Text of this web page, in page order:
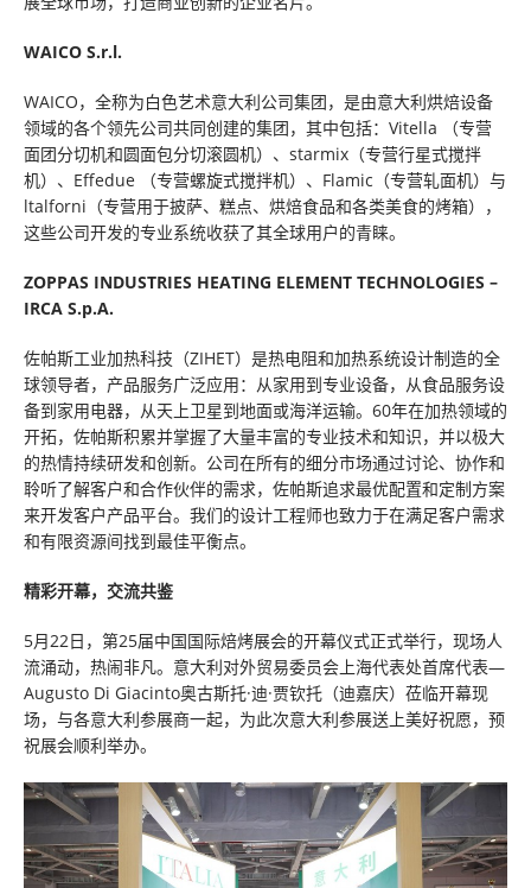
WAICO S.r.l.
WAICO，全称为白色艺术意大利公司集团，是由意大利烘焙设备
领域的各个领先公司共同创建的集团，其中包括：Vitella （专营
面团分切机和圆面包分切滚圆机）、starmix（专营行星式搅拌
机）、Effedue （专营螺旋式搅拌机）、Flamic（专营轧面机）与
ltalforni（专营用于披萨、糕点、烘焙食品和各类美食的烤箱），
这些公司开发的专业系统收获了其全球用户的青睐。
ZOPPAS INDUSTRIES HEATING ELEMENT TECHNOLOGIES –
IRCA S.p.A.
佐帕斯工业加热科技（ZIHET）是热电阻和加热系统设计制造的全
球领导者，产品服务广泛应用：从家用到专业设备，从食品服务设
备到家用电器，从天上卫星到地面或海洋运输。60年在加热领域的
开拓，佐帕斯积累并掌握了大量丰富的专业技术和知识，并以极大
的热情持续研发和创新。公司在所有的细分市场通过讨论、协作和
聆听了解客户和合作伙伴的需求，佐帕斯追求最优配置和定制方案
来开发客户产品平台。我们的设计工程师也致力于在满足客户需求
和有限资源间找到最佳平衡点。
精彩开幕，交流共鉴
5月22日，第25届中国国际焙烤展会的开幕仪式正式举行，现场人
流涌动，热闹非凡。意大利对外贸易委员会上海代表处首席代表—
Augusto Di Giacinto奥古斯托·迪·贾钦托（迪嘉庆）莅临开幕现
场，与各意大利参展商一起，为此次意大利参展送上美好祝愿，预
祝展会顺利举办。